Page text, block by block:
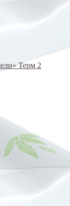
Терм 2